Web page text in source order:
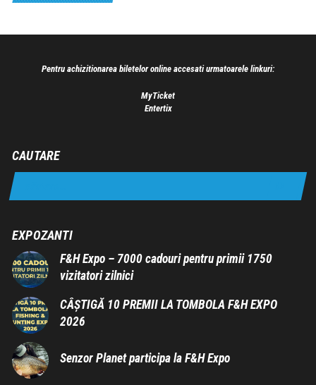
Pentru achizitionarea biletelor online accesati urmatoarele linkuri:
MyTicket
Entertix
CAUTARE
EXPOZANTI
F&H Expo – 7000 cadouri pentru primii 1750
vizitatori zilnici
CÂȘTIGĂ 10 PREMII LA TOMBOLA F&H EXPO
2026
Senzor Planet participa la F&H Expo